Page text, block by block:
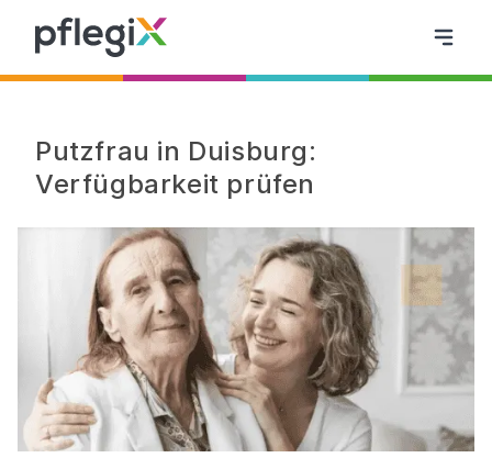
Putzfrau in Duisburg:
Verfügbarkeit prüfen